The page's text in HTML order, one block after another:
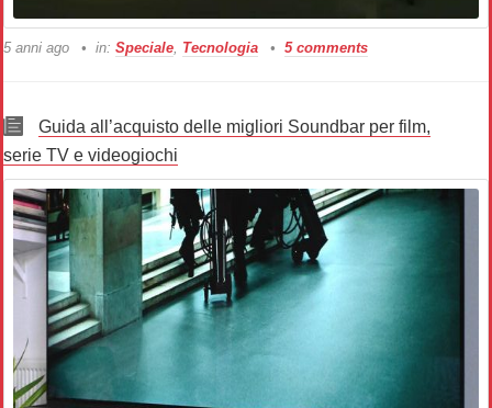
5 anni ago in: Speciale, Tecnologia 5 comments
Guida all’acquisto delle migliori Soundbar per film,
serie TV e videogiochi